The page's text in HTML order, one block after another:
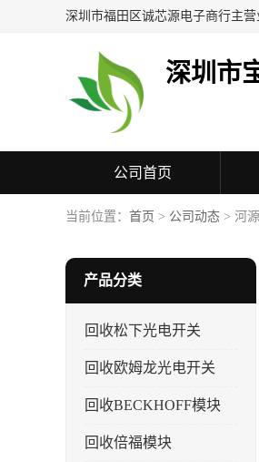
深圳市
公司首页
联系方式
当前位置： 首页 > 公司动态 > 河
产品分类
回收松下光电开关
回收欧姆龙光电开关
回收BECKHOFF模块
回收倍福模块